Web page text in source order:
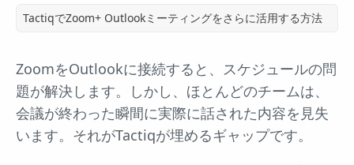
TactiqでZoom+ Outlookミーティングをさらに活用する方法
ZoomをOutlookに接続すると、スケジュールの問
題が解決します。しかし、ほとんどのチームは、
会議が終わった瞬間に実際に話された内容を見失
います。それがTactiqが埋めるギャップです。